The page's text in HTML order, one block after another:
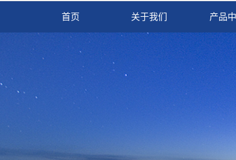
首页 关于我们 产品